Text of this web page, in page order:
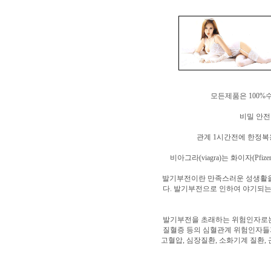
모든제품은 100%
비밀 안
관계 1시간전에 한정
비아그라(viagra)는 화이자
발기부전이란 만족스러운 성생
다. 발기부전으로 인하여 야기되
발기부전을 초래하는 위험인자
질혈증 등의 심혈관계 위험인자
고혈압, 심장질환, 소화기계 질환,